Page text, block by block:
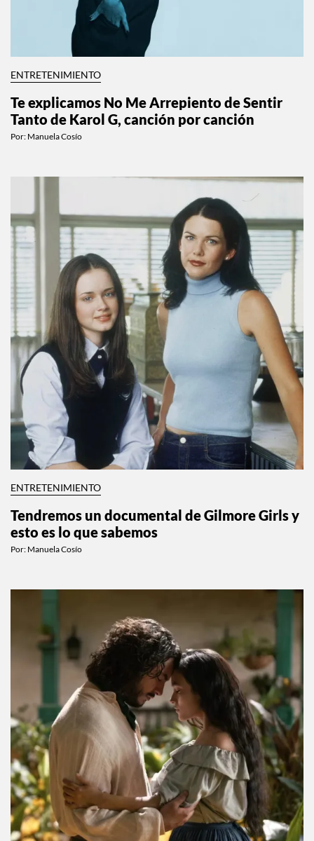
ENTRETENIMIENTO
Te explicamos No Me Arrepiento de Sentir
Tanto de Karol G, canción por canción
Por: Manuela Cosío
ENTRETENIMIENTO
Tendremos un documental de Gilmore Girls y
esto es lo que sabemos
Por: Manuela Cosío